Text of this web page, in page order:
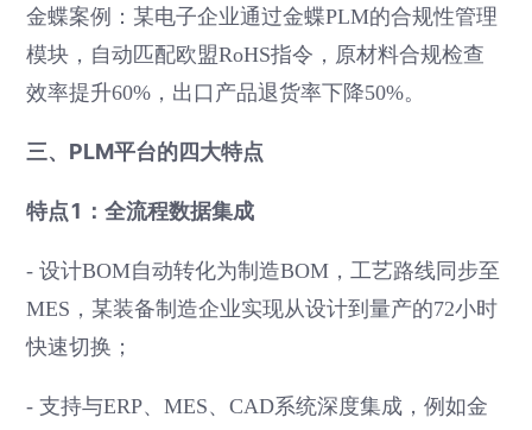
金蝶案例：某电子企业通过金蝶PLM的合规性管理
模块，自动匹配欧盟RoHS指令，原材料合规检查
效率提升60%，出口产品退货率下降50%。
三、PLM平台的四大特点
特点1：全流程数据集成
- 设计BOM自动转化为制造BOM，工艺路线同步至
MES，某装备制造企业实现从设计到量产的72小时
快速切换；
- 支持与ERP、MES、CAD系统深度集成，例如金